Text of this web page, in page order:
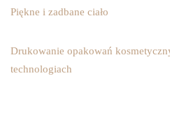
Piękne i zadbane ciało
Drukowanie opakowań
technologiach